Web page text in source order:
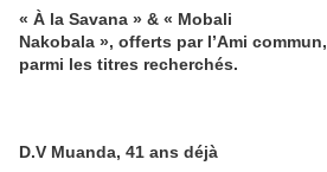
« À la Savana » & « Mobali
Nakobala », offerts par l’Ami commun,
parmi les titres recherchés.
D.V Muanda, 41 ans déjà